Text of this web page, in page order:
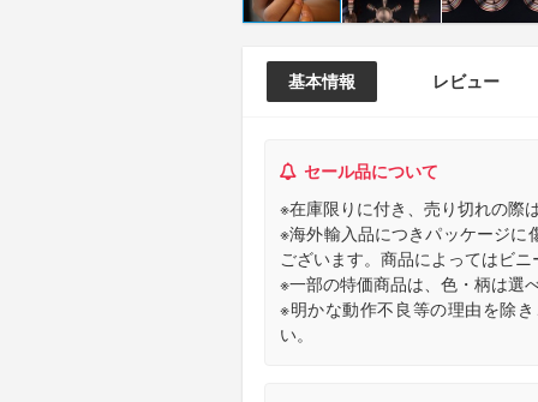
基本情報 レビュー
セール品について
※在庫限りに付き、売り切れの際
※海外輸入品につきパッケージに
ございます。商品によってはビ
※一部の特価商品は、色・柄は選
※明かな動作不良等の理由を除
い。